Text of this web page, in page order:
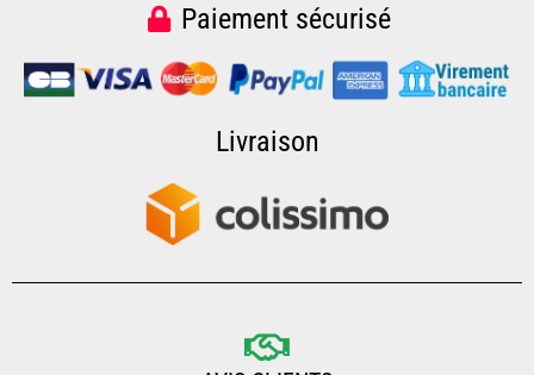
Paiement sécurisé
Livraison